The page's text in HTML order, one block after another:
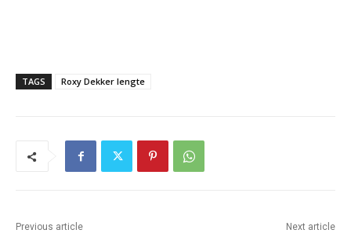
TAGS Roxy Dekker lengte
Previous article Next article